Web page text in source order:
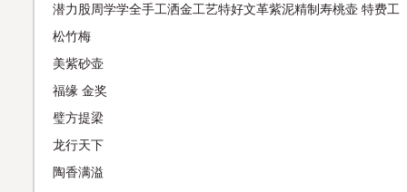
潜力股周学学全手工洒金工艺特好文革紫泥精制寿桃壶 特费工
松竹梅
美紫砂壶
福缘 金奖
璧方提梁
龙行天下
陶香满溢